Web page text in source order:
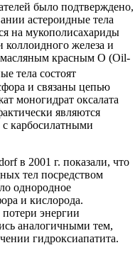
было подтверждено,
астероидные тела
на мукополисахариды
железа и
красным О (Oil-
тела состоят
и связаны цепью
моногидрат оксалата
являются
карбосилатными
в 2001 г. показали, что
тел посредством
однородное
и кислорода.
энергии
аналогичными тем,
гидроксиапатита.